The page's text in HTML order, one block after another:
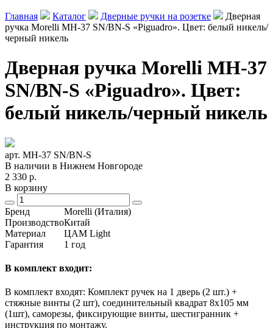
Главная Каталог Дверные ручки на розетке
Дверная
ручка Morelli MH-37 SN/BN-S «Piguadro». Цвет: белый никель/
черный никель
Дверная ручка Morelli MH-37
SN/BN-S «Piguadro». Цвет:
белый никель/черный никель
арт. MH-37 SN/BN-S
В наличии в Нижнем Новгороде
2 330 р.
В корзину
Бренд
Morelli (Италия)
ПроизводствоКитай
Материал
ЦАМ Light
Гарантия
1 год
В комплект входит:
В комплект входят: Комплект ручек на 1 дверь (2 шт.) +
стяжные винты (2 шт), соединительный квадрат 8x105 мм
(1шт), саморезы, фиксирующие винты, шестигранник +
инструкция по монтажу.